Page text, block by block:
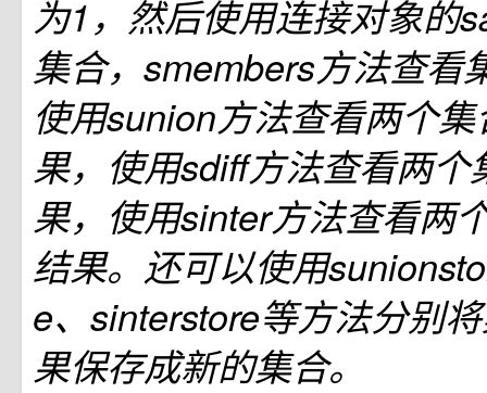
为1，然后使用连接对象的
集合，smembers方法查看
使用sunion方法查看两个
果，使用sdiff方法查看两个
果，使用sinter方法查看两
结果。还可以使用
e、sinterstore等方法分别
果保存成新的集合。